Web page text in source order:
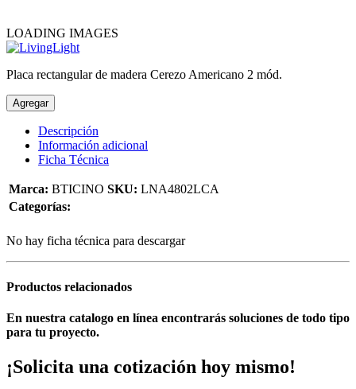
LOADING IMAGES
Placa rectangular de madera Cerezo Americano 2 mód.
Agregar
Descripción
Información adicional
Ficha Técnica
Marca: BTICINO SKU: LNA4802LCA
Categorías:
No hay ficha técnica para descargar
Productos relacionados
En nuestra catalogo en línea encontrarás soluciones de todo tipo
para tu proyecto.
¡Solicita una cotización hoy mismo!